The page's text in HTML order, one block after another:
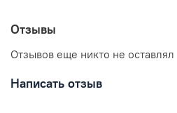
Отзывы
Отзывов еще никто не оставлял
Написать отзыв